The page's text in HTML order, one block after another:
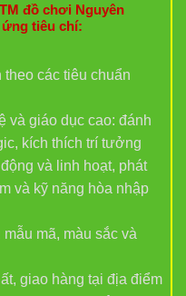
đồ chơi Nguyên
ứng tiêu chí:
các tiêu chuẩn
và giáo dục cao: đánh
kích thích trí tưởng
và linh hoạt, phát
và kỹ năng hòa nhập
mã, màu sắc và
giao hàng tại địa điểm